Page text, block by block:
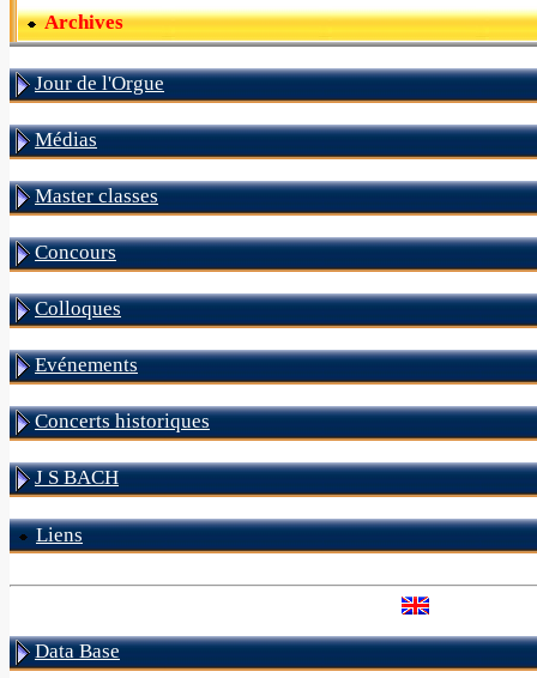
Archives
Jour de l'Orgue
Médias
Master classes
Concours
Colloques
Evénements
Concerts historiques
J S BACH
Liens
Data Base